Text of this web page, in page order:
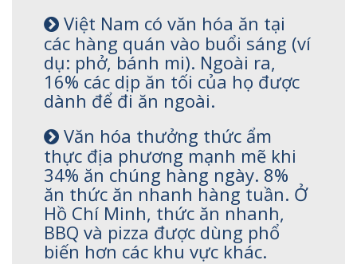
Việt Nam có văn hóa ăn tại
các hàng quán vào buổi sáng (ví
dụ: phở, bánh mi). Ngoài ra,
16% các dịp ăn tối của họ được
dành để đi ăn ngoài.
Văn hóa thưởng thức ẩm
thực địa phương mạnh mẽ khi
34% ăn chúng hàng ngày. 8%
ăn thức ăn nhanh hàng tuần. Ở
Hồ Chí Minh, thức ăn nhanh,
BBQ và pizza được dùng phổ
biến hơn các khu vực khác.